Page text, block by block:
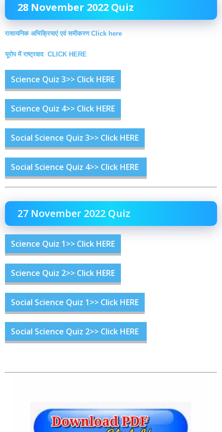
28 November 2022 Quiz
रासायनिक अभिक्रियाएं एवं समीकरण Click here
यूरोप में राष्ट्रवाद CLICK HERE
Science Quiz 3>> Click HERE
Science Quiz 4>> Click HERE
Social Science Quiz 3>> Click HERE
Social Science Quiz 4>> Click HERE
27 November 2022 Quiz
Science Quiz 1>> Click HERE
Science Quiz 2>> Click HERE
Social Science Quiz 1>> Click HERE
Social Science Quiz 2>> Click HERE